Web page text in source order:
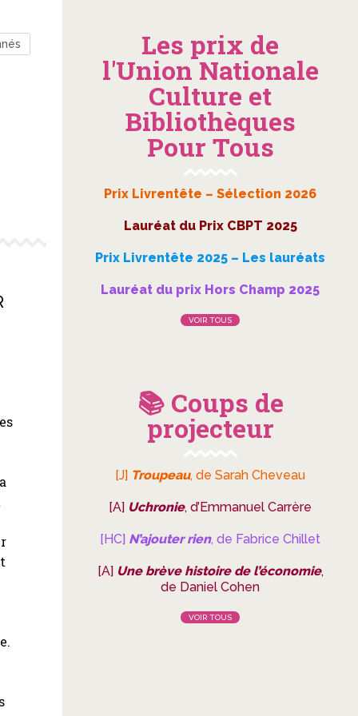
Les prix de
l'Union Nationale
Culture et
Bibliothèques
Pour Tous
Prix Livrentête – Sélection 2026
Lauréat du Prix CBPT 2025
Prix Livrentête 2025 – Les lauréats
Lauréat du prix Hors Champ 2025
VOIR TOUS
📚 Coups de
projecteur
[J] Troupeau, de Sarah Cheveau
[A] Uchronie, d’Emmanuel Carrère
[HC] N’ajouter rien, de Fabrice Chillet
[A] Une brève histoire de l’économie,
de Daniel Cohen
VOIR TOUS